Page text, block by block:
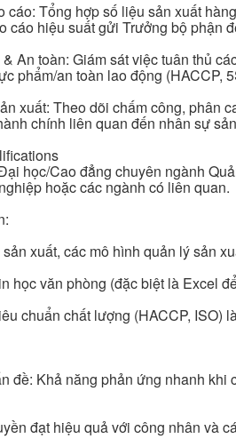
cáo: Tổng hợp số liệu sản xuất
cáo hiệu suất gửi Trưởng bộ phận
An toàn: Giám sát việc tuân thủ
phẩm/an toàn lao động (HACCP,
xuất: Theo dõi chấm công, phân
chính liên quan đến nhân sự
học/Cao đẳng chuyên ngành
hoặc các ngành có liên quan.
xuất, các mô hình quản lý sản
học văn phòng (đặc biệt là Excel
chuẩn chất lượng (HACCP, ISO)
đề: Khả năng phản ứng nhanh khi
đạt hiệu quả với công nhân và